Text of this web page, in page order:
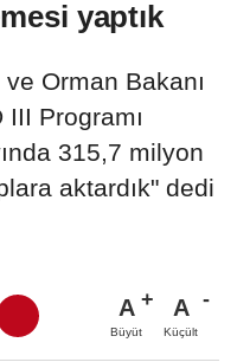
yaptık
Orman Bakanı
III Programı
315,7 milyon
aktardık" dedi
A
Büyüt
A
Küçült